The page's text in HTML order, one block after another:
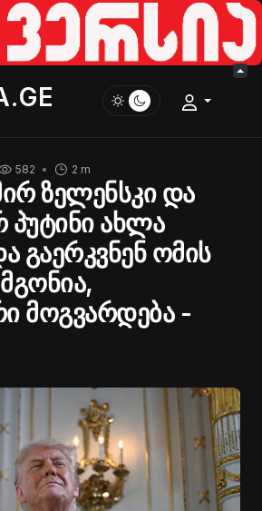
2 m
582
ზელენსკი და
ახლა
გაერკვნენ ომის
მოგვარდება -